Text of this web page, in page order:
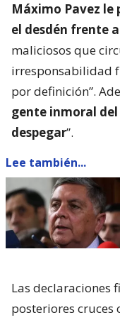
Máximo Pavez le
el desdén frente
maliciosos que
irresponsabilidad
por definición”.
gente inmoral del
despegar”.
Lee también...
Las declaraciones
posteriores